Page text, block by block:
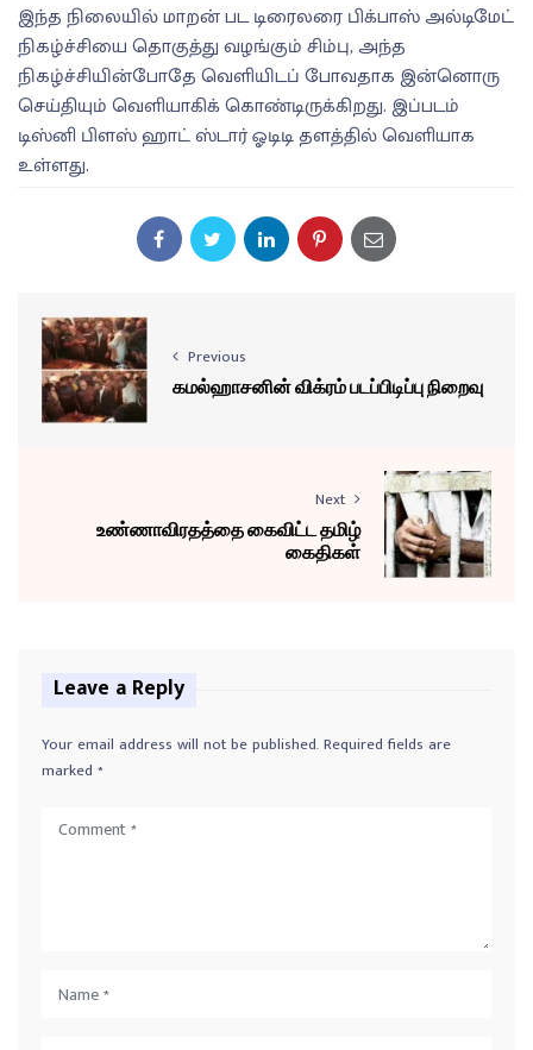
இந்த நிலையில் மாறன் பட டிரைலரை பிக்பாஸ் அல்டிமேட்
நிகழ்ச்சியை தொகுத்து வழங்கும் சிம்பு, அந்த
நிகழ்ச்சியின்போதே வெளியிடப் போவதாக இன்னொரு
செய்தியும் வெளியாகிக் கொண்டிருக்கிறது. இப்படம்
டிஸ்னி பிளஸ் ஹாட் ஸ்டார் ஓடிடி தளத்தில் வெளியாக
உள்ளது.
Previous
கமல்ஹாசனின் விக்ரம் படப்பிடிப்பு நிறைவு
Next
உண்ணாவிரதத்தை கைவிட்ட தமிழ்
கைதிகள்
Leave a Reply
Your email address will not be published.Required fields are
marked *